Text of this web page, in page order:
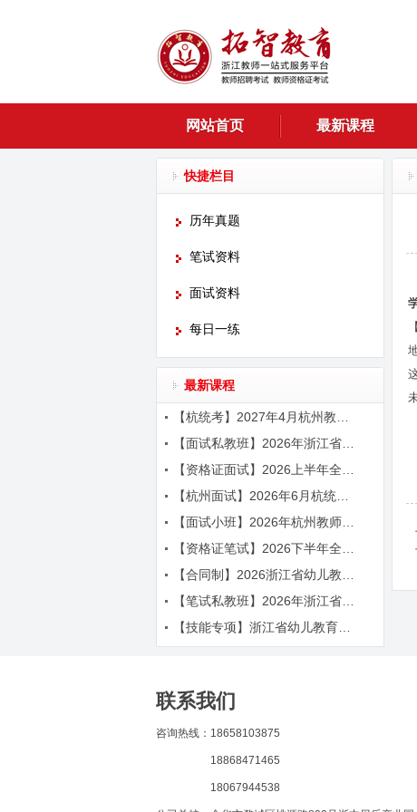
网站首页 最新课程
快捷栏目
历年真题
笔试资料
面试资料
每日一练
最新课程
联系我们
咨询热线：18658103875
18868471465
18067944538